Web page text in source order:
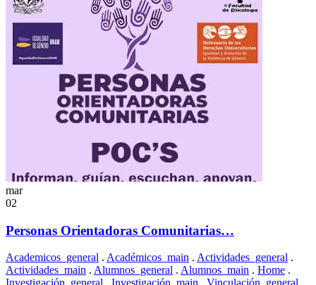
mar
02
Personas Orientadoras Comunitarias…
Academicos_general . Académicos_main . Actividades_general .
Actividades_main . Alumnos_general . Alumnos_main . Home .